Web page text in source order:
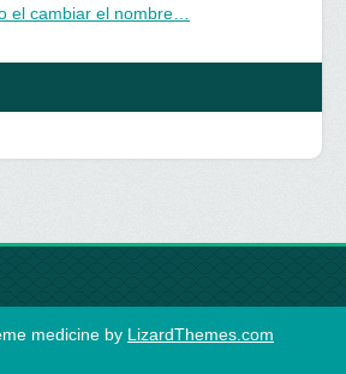
el cambiar el nombre…
medicine by LizardThemes.com